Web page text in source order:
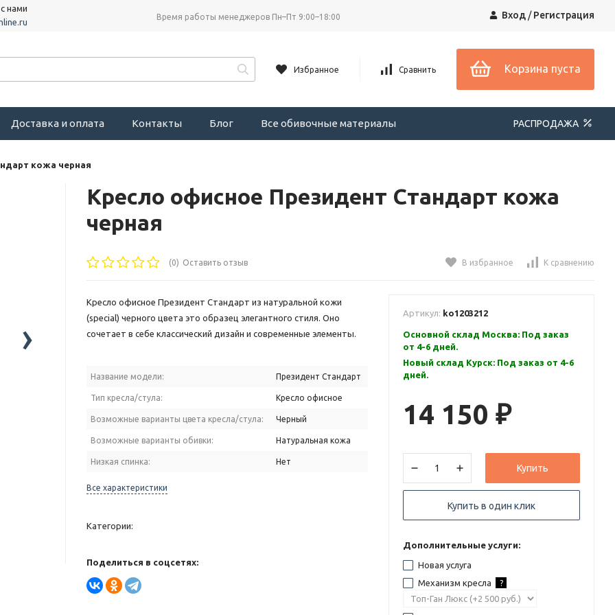
нами
Время работы менеджеров Пн–Пт 9:00–18:00 Вход/Регистрация
Избранное Сравнить Корзина пуста
Доставка и оплата Контакты Блог Все обивочные материалы РАСПРОДАЖА
кожа черная
›
Кресло офисное Президент Стандарт кожа
черная
(0) Оставить отзыв В избранное К сравнению
Кресло офисное Президент Стандарт из натуральной кожи
(special) черного цвета это образец элегантного стиля. Оно
сочетает в себе классический дизайн и современные элементы.
Название модели: Президент Стандарт
Тип кресла/стула: Кресло офисное
Возможные варианты цвета кресла/стула: Черный
Возможные варианты обивки: Натуральная кожа
Низкая спинка: Нет
Все характеристики
Категории:
Поделиться в соцсетях:
Артикул: ko1203212
Основной склад Москва: Под заказ
от 4-6 дней.
Новый склад Курск: Под заказ от 4-6
дней.
14 150 ₽
Купить
Купить в один клик
Дополнительные услуги:
Новая услуга
Механизм кресла
?